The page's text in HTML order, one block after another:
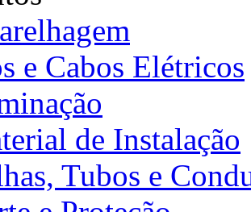
e Cabos Elétricos
de Instalação
Tubos e